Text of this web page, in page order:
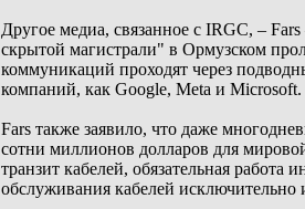
Другое медиа, связанное с IRGC, –
скрытой магистрали" в Ормузском
коммуникаций проходят через
компаний, как Google, Meta и Microsoft.
Fars также заявило, что даже
сотни миллионов долларов для
транзит кабелей, обязательная
обслуживания кабелей